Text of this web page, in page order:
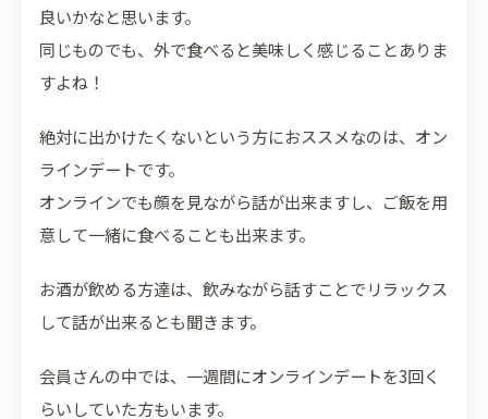
良いかなと思います。
同じものでも、外で食べると美味しく感じることありま
すよね！
絶対に出かけたくないという方におススメなのは、オン
ラインデートです。
オンラインでも顔を見ながら話が出来ますし、ご飯を用
意して一緒に食べることも出来ます。
お酒が飲める方達は、飲みながら話すことでリラックス
して話が出来るとも聞きます。
会員さんの中では、一週間にオンラインデートを3回く
らいしていた方もいます。